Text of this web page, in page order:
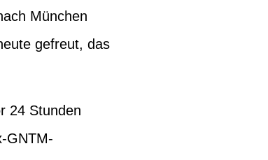
München
gefreut, das
24 Stunden
GNTM-